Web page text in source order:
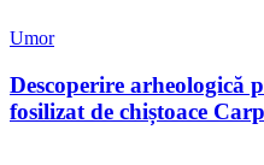
Umor
Descoperire arheologică
fosilizat de chiștoace